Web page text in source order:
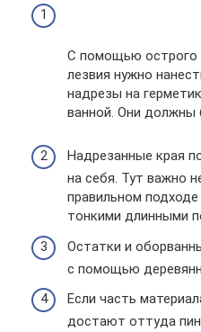
С помощью острого
лезвия нужно
надрезы на
ванной. Они
Надрезанные края
на себя. Тут важно
правильном
тонкими длинными
Остатки и
с помощью
Если часть
достают оттуда